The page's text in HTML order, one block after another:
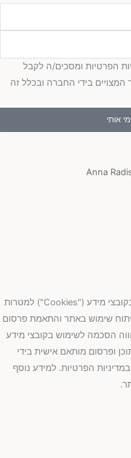
הפרטיות ומסכים/ה לקבל
בידי החברה ובכלל זה
אותי
לידיעתך, באתר זה אנו עושים שימוש בקובצי מידע ("Cookies") למטרות
שימוש באתר והתאמת פרסום
הסכמה לשימוש בקובצי מידע
ופרסום מותאם אישית בידי
הפרטיות. למידע נוסף